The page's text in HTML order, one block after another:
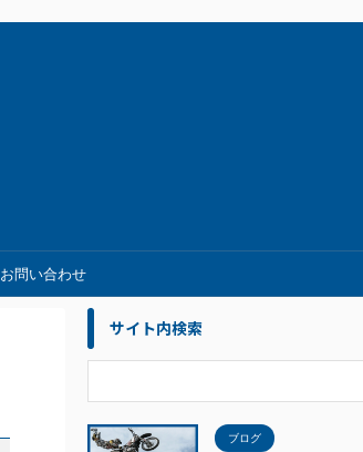
お問い合わせ
サイト内検索
ブログ